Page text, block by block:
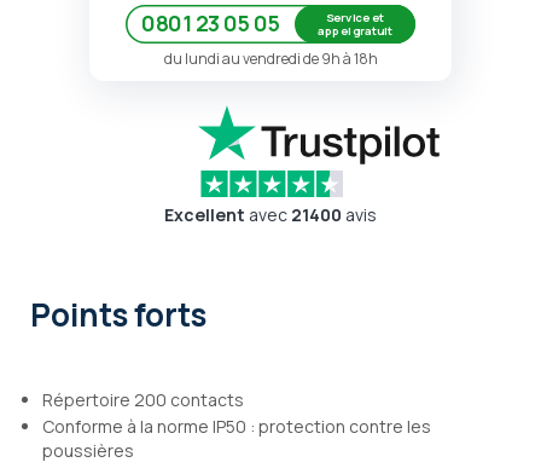
0801 23 05 05
Service et
appel gratuit
du lundi au vendredi de 9h à 18h
Excellent avec 21400 avis
Points forts
Répertoire 200 contacts
Conforme à la norme IP50 : protection contre les
poussières